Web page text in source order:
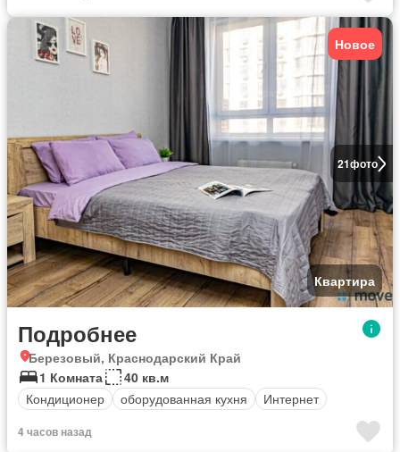
21фото
Новое
Квартира
Подробнее
Березовый, Краснодарский Край
1 Комната
40 кв.м
Кондиционер
оборудованная кухня Интернет
4 часов назад